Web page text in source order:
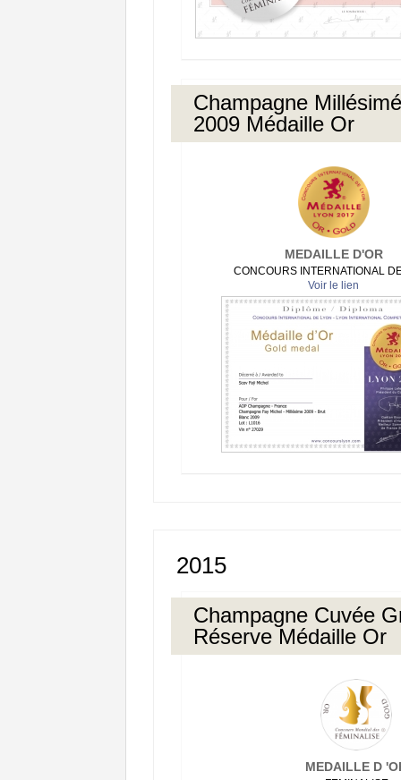
Champagne
2009 Médaille Or
MEDAILLE D'OR
CONCOURS INTERNATIONAL
Voir le lien
2015
Champagne Cuvée
Réserve Médaille Or
MEDAILLE D